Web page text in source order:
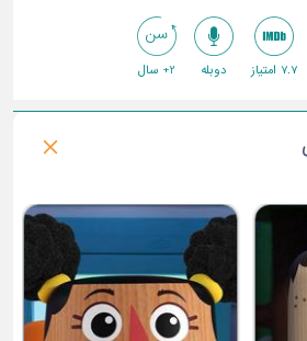
7.7 امتیاز دوبله 2+ سال